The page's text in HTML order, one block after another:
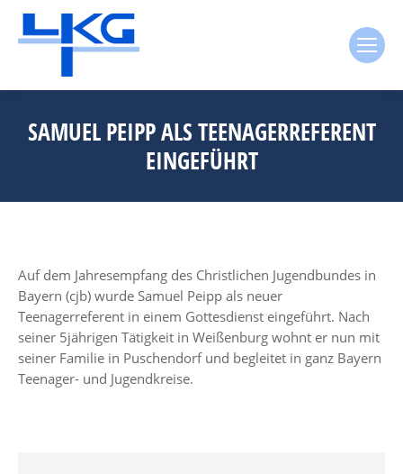
SAMUEL PEIPP ALS TEENAGERREFERENT
EINGEFÜHRT
Auf dem Jahresempfang des Christlichen Jugendbundes in
Bayern (cjb) wurde Samuel Peipp als neuer
Teenagerreferent in einem Gottesdienst eingeführt. Nach
seiner 5jährigen Tätigkeit in Weißenburg wohnt er nun mit
seiner Familie in Puschendorf und begleitet in ganz Bayern
Teenager- und Jugendkreise.